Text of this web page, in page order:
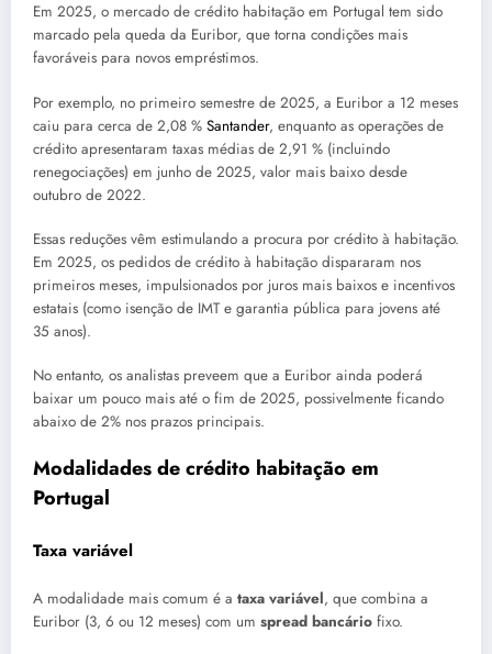
Em 2025, o mercado de crédito habitação em Portugal tem sido
marcado pela queda da Euribor, que torna condições mais
favoráveis para novos empréstimos.
Por exemplo, no primeiro semestre de 2025, a Euribor a 12 meses
caiu para cerca de 2,08 % Santander, enquanto as operações de
crédito apresentaram taxas médias de 2,91 % (incluindo
renegociações) em junho de 2025, valor mais baixo desde
outubro de 2022.
Essas reduções vêm estimulando a procura por crédito à habitação.
Em 2025, os pedidos de crédito à habitação dispararam nos
primeiros meses, impulsionados por juros mais baixos e incentivos
estatais (como isenção de IMT e garantia pública para jovens até
35 anos).
No entanto, os analistas preveem que a Euribor ainda poderá
baixar um pouco mais até o fim de 2025, possivelmente ficando
abaixo de 2% nos prazos principais.
Modalidades de crédito habitação em
Portugal
Taxa variável
A modalidade mais comum é a taxa variável, que combina a
Euribor (3, 6 ou 12 meses) com um spread bancário fixo.